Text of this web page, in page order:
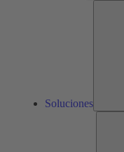
Soluciones